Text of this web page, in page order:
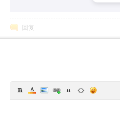
回复